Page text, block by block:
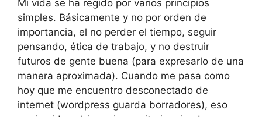
Mi vida se ha regido por varios principios
simples. Básicamente y no por orden de
importancia, el no perder el tiempo, seguir
pensando, ética de trabajo, y no destruir
futuros de gente buena (para expresarlo de una
manera aproximada). Cuando me pasa como
hoy que me encuentro desconectado de
internet (wordpress guarda borradores), eso